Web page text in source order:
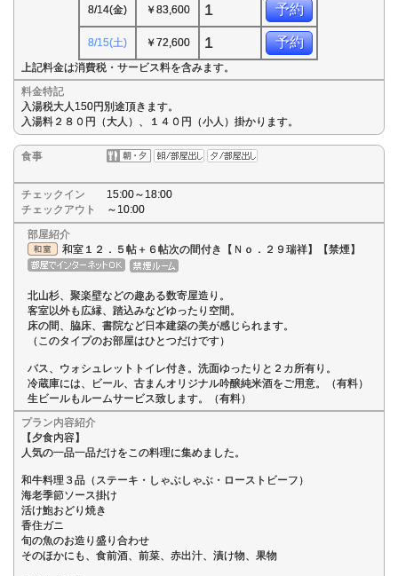
8/14(金) ￥83,600 1 予約
8/15(土) ￥72,600 1 予約
上記料金は消費税・サービス料を含みます。
料金特記
入湯税大人150円別途頂きます。
入湯料２８０円（大人）、１４０円（小人）掛かります。
食事
チェックイン
15:00～18:00
チェックアウト
～10:00
部屋紹介
和室１２．５帖＋６帖次の間付き【Ｎｏ．２９瑞祥】【禁煙】
北山杉、聚楽壁などの趣ある数寄屋造り。
客室以外も広縁、踏込みなどゆったり空間。
床の間、脇床、書院など日本建築の美が感じられます。
（このタイプのお部屋はひとつだけです）
バス、ウォシュレットトイレ付き。洗面ゆったりと２カ所有り。
冷蔵庫には、ビール、古まんオリジナル吟醸純米酒をご用意。（有料）
生ビールもルームサービス致します。（有料）
プラン内容紹介
【夕食内容】
人気の一品一品だけをこの料理に集めました。
和牛料理３品（ステーキ・しゃぶしゃぶ・ローストビーフ）
海老季節ソース掛け
活け鮑おどり焼き
香住ガニ
旬の魚のお造り盛り合わせ
そのほかにも、食前酒、前菜、赤出汁、漬け物、果物